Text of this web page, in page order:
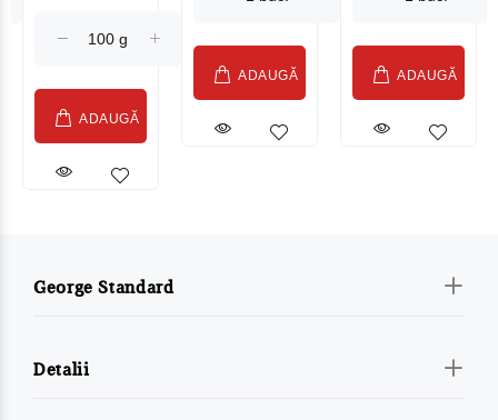
ADAUGĂ
ADAUGĂ ADAUGĂ
George Standard
Detalii